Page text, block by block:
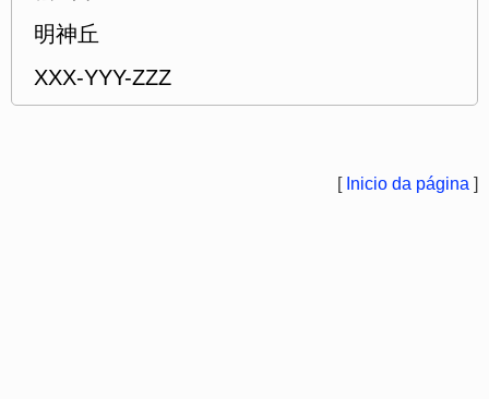
明神丘
XXX-YYY-ZZZ
[ Inicio da página ]